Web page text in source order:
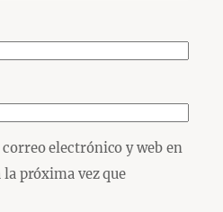
electrónico y web en
la próxima vez que